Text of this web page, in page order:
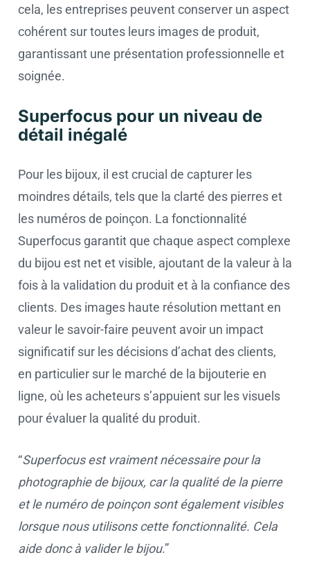
cela, les entreprises peuvent conserver un aspect
cohérent sur toutes leurs images de produit,
garantissant une présentation professionnelle et
soignée.
Superfocus pour un niveau de
détail inégalé
Pour les bijoux, il est crucial de capturer les
moindres détails, tels que la clarté des pierres et
les numéros de poinçon. La fonctionnalité
Superfocus garantit que chaque aspect complexe
du bijou est net et visible, ajoutant de la valeur à la
fois à la validation du produit et à la confiance des
clients. Des images haute résolution mettant en
valeur le savoir-faire peuvent avoir un impact
significatif sur les décisions d’achat des clients,
en particulier sur le marché de la bijouterie en
ligne, où les acheteurs s’appuient sur les visuels
pour évaluer la qualité du produit.
“Superfocus est vraiment nécessaire pour la
photographie de bijoux, car la qualité de la pierre
et le numéro de poinçon sont également visibles
lorsque nous utilisons cette fonctionnalité. Cela
aide donc à valider le bijou.”